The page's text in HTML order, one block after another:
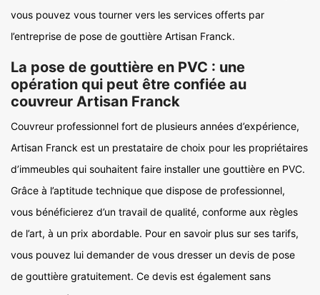
vous pouvez vous tourner vers les services offerts par
l’entreprise de pose de gouttière Artisan Franck.
La pose de gouttière en PVC : une
opération qui peut être confiée au
couvreur Artisan Franck
Couvreur professionnel fort de plusieurs années d’expérience,
Artisan Franck est un prestataire de choix pour les propriétaires
d’immeubles qui souhaitent faire installer une gouttière en PVC.
Grâce à l’aptitude technique que dispose de professionnel,
vous bénéficierez d’un travail de qualité, conforme aux règles
de l’art, à un prix abordable. Pour en savoir plus sur ses tarifs,
vous pouvez lui demander de vous dresser un devis de pose
de gouttière gratuitement. Ce devis est également sans